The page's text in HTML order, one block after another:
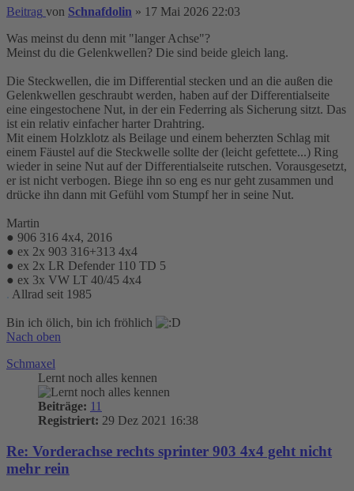
Beitrag von Schnafdolin » 17 Mai 2026 22:03
Was meinst du denn mit "langer Achse"?
Meinst du die Gelenkwellen? Die sind beide gleich lang.
Die Steckwellen, die im Differential stecken und an die außen die
Gelenkwellen geschraubt werden, haben auf der Differentialseite
eine eingestochene Nut, in der ein Federring als Sicherung sitzt. Das
ist ein relativ einfacher harter Drahtring.
Mit einem Holzklotz als Beilage und einem beherzten Schlag mit
einem Fäustel auf die Steckwelle sollte der (leicht gefettete...) Ring
wieder in seine Nut auf der Differentialseite rutschen. Vorausgesetzt,
er ist nicht verbogen. Biege ihn so eng es nur geht zusammen und
drücke ihn dann mit Gefühl vom Stumpf her in seine Nut.
Martin
● 906 316 4x4, 2016
● ex 2x 903 316+313 4x4
● ex 2x LR Defender 110 TD 5
● ex 3x VW LT 40/45 4x4
. Allrad seit 1985
Bin ich ölich, bin ich fröhlich
Nach oben
Schmaxel
Lernt noch alles kennen
Beiträge: 11
Registriert: 29 Dez 2021 16:38
Re: Vorderachse rechts sprinter 903 4x4 geht nicht
mehr rein